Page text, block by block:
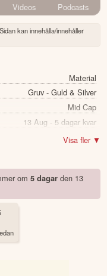
Videos Podcasts
kan innehålla/innehåller
Material
Gruv - Guld & Silver
Mid Cap
13 Aug - 5 dagar kvar
Nej
PAMPALO
Noterad
Visa fler ▼
om5 dagar den 13